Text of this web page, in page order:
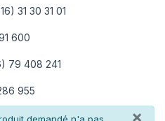
×
31 30 31 01
600
79 408 241
955
100